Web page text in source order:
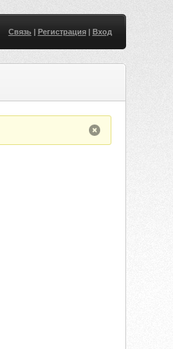
Связь| Регистрация| Вход